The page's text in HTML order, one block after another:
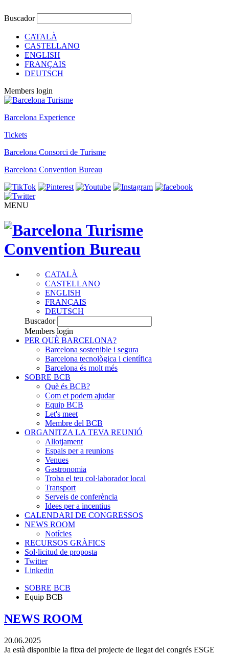
Buscador
CATALÀ
CASTELLANO
ENGLISH
FRANÇAIS
DEUTSCH
Members login
Barcelona Experience
Tickets
Barcelona Consorci de Turisme
Barcelona Convention Bureau
MENU
CATALÀ
CASTELLANO
ENGLISH
FRANÇAIS
DEUTSCH
Buscador
Members login
PER QUÈ BARCELONA?
Barcelona sostenible i segura
Barcelona tecnològica i científica
Barcelona és molt més
SOBRE BCB
Què és BCB?
Com et podem ajudar
Equip BCB
Let's meet
Membre del BCB
ORGANITZA LA TEVA REUNIÓ
Allotjament
Espais per a reunions
Venues
Gastronomia
Troba el teu col·laborador local
Transport
Serveis de conferència
Idees per a incentius
CALENDARI DE CONGRESSOS
NEWS ROOM
Notícies
RECURSOS GRÀFICS
Sol·licitud de proposta
Twitter
Linkedin
SOBRE BCB
Equip BCB
NEWS ROOM
20.06.2025
Ja està disponible la fitxa del projecte de llegat del congrés ESGE